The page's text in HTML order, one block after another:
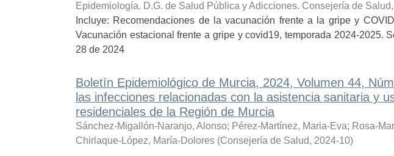
Epidemiología. D.G. de Salud Pública y Adicciones. Consejería de Salud,
Incluye: Recomendaciones de la vacunación frente a la gripe y
Vacunación estacional frente a gripe y covid19, temporada 2024-2025.
28 de 2024
Boletín Epidemiológico de Murcia, 2024, Volumen 44,
las infecciones relacionadas con la asistencia sanitaria y
residenciales de la Región de Murcia
Sánchez-Migallón-Naranjo, Alonso; Pérez-Martínez, Maria-Eva; Rosa-
Chirlaque-López, María-Dolores (Consejería de Salud, 2024-10)